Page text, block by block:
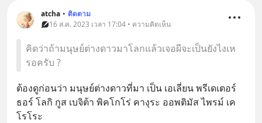
atcha • ติดตาม
16 ส.ค. 2023 เวลา 17:04 • ความคิดเห็น
คิดว่าถ้ามนุษย์ต่างดาวมาโลกแล้วเจอผีจะเป็นยังไงเห
รอครับ ?
ต้องดูก่อนว่า มนุษย์ต่างดาวที่มา เป็น เอเลี่ยน พรีเดเตอร์
ธอร์ โลกิ กูส เบจิต้า พิคโกโร่ คางุระ ออพติมัส ไพรม์ เค
โรโระ